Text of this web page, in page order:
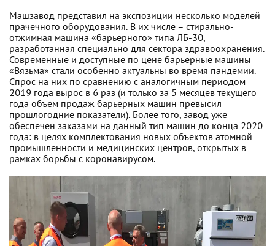
Машзавод представил на экспозиции несколько моделей
прачечного оборудования. В их числе – стирально-
отжимная машина «барьерного» типа ЛБ-30,
разработанная специально для сектора здравоохранения.
Современные и доступные по цене барьерные машины
«Вязьма» стали особенно актуальны во время пандемии.
Спрос на них по сравнению с аналогичным периодом
2019 года вырос в 6 раз (и только за 5 месяцев текущего
года объем продаж барьерных машин превысил
прошлогодние показатели). Более того, завод уже
обеспечен заказами на данный тип машин до конца 2020
года: в целях комплектования новых объектов атомной
промышленности и медицинских центров, открытых в
рамках борьбы с коронавирусом.